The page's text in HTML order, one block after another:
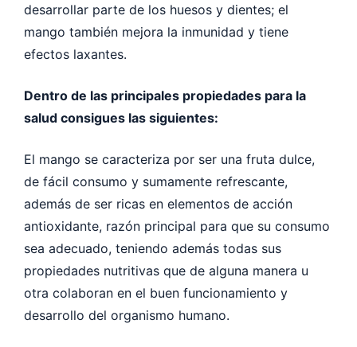
desarrollar parte de los huesos y dientes; el
mango también mejora la inmunidad y tiene
efectos laxantes.
Dentro de las principales propiedades para la
salud consigues las siguientes:
El mango se caracteriza por ser una fruta dulce,
de fácil consumo y sumamente refrescante,
además de ser ricas en elementos de acción
antioxidante, razón principal para que su consumo
sea adecuado, teniendo además todas sus
propiedades nutritivas que de alguna manera u
otra colaboran en el buen funcionamiento y
desarrollo del organismo humano.